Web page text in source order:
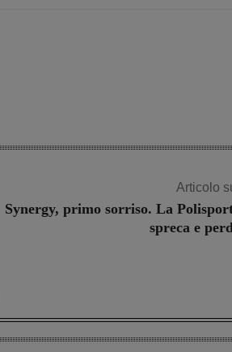
Articolo
Synergy, primo sorriso. La
spreca e